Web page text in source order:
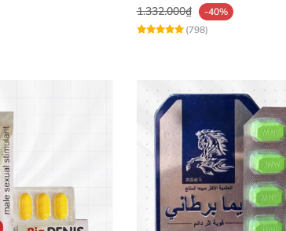
phong độ nhanh chóng, cảm giác tự tin
kiểm soát xuất tinh sớm và tăng thời
1.332.000₫
-40%
(798)